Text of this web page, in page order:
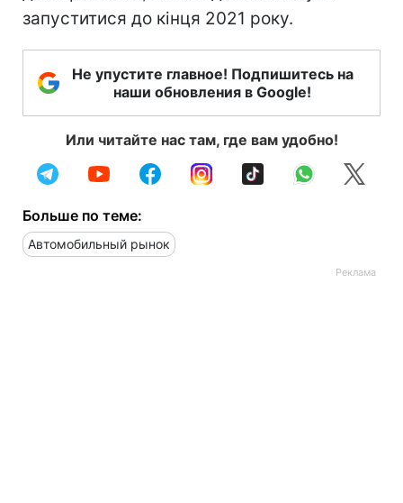
запуститися до кінця 2021 року.
Не упустите главное! Подпишитесь на
наши обновления в Google!
Или читайте нас там, где вам удобно!
Больше по теме:
Автомобильный рынок